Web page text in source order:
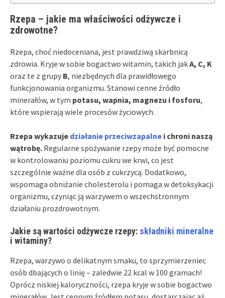
Rzepa – jakie ma właściwości odżywcze i
zdrowotne?
Rzepa, choć niedoceniana, jest prawdziwą skarbnicą
zdrowia. Kryje w sobie bogactwo witamin, takich jakA, C, K
oraz te z grupy B, niezbędnych dla prawidłowego
funkcjonowania organizmu. Stanowi cenne źródło
minerałów, w tym potasu, wapnia, magnezu i fosforu,
które wspierają wiele procesów życiowych.
Rzepa wykazuje działanie przeciwzapalne i chroni naszą
wątrobę. Regularne spożywanie rzepy może być pomocne
w kontrolowaniu poziomu cukru we krwi, co jest
szczególnie ważne dla osób z cukrzycą. Dodatkowo,
wspomaga obniżanie cholesterolu i pomaga w detoksykacji
organizmu, czyniąc ją warzywem o wszechstronnym
działaniu prozdrowotnym.
Jakie są wartości odżywcze rzepy: składniki mineralne
i witaminy?
Rzepa, warzywo o delikatnym smaku, to sprzymierzeniec
osób dbających o linię – zaledwie 22 kcal w 100 gramach!
Oprócz niskiej kaloryczności, rzepa kryje w sobie bogactwo